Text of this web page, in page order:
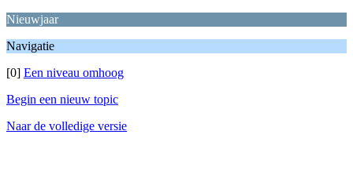
Nieuwjaar
Navigatie
[0] Een niveau omhoog
Begin een nieuw topic
Naar de volledige versie